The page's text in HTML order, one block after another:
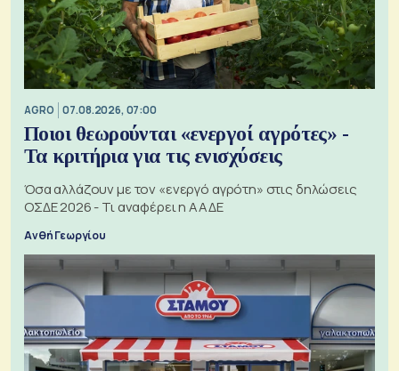
AGRO 07.08.2026, 07:00
Ποιοι θεωρούνται «ενεργοί αγρότες» -
Τα κριτήρια για τις ενισχύσεις
Όσα αλλάζουν με τον «ενεργό αγρότη» στις δηλώσεις
ΟΣΔΕ 2026 - Τι αναφέρει η ΑΑΔΕ
Ανθή Γεωργίου